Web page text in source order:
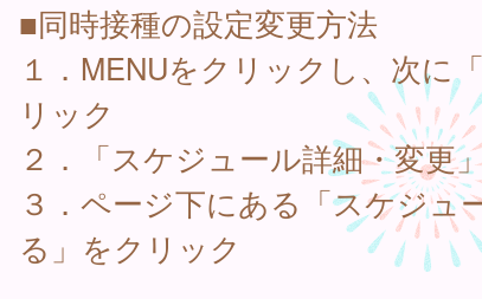
■同時接種の設定変更方法
１．MENUをクリックし、次に
リック
２．「スケジュール詳細・変更
３．ページ下にある「スケジュ
る」をクリック